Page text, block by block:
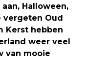
Halloween,
vergeten Oud
Kerst hebben
weer veel
van mooie